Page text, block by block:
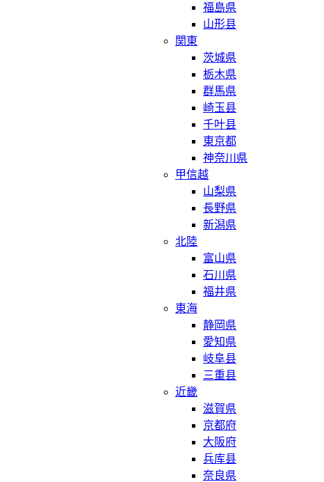
福島県
山形县
関東
茨城県
栃木県
群馬県
崎玉县
千叶县
東京都
神奈川県
甲信越
山梨県
長野県
新潟県
北陸
富山県
石川県
福井県
東海
静岡県
愛知県
岐阜县
三重县
近畿
滋賀県
京都府
大阪府
兵库县
奈良県